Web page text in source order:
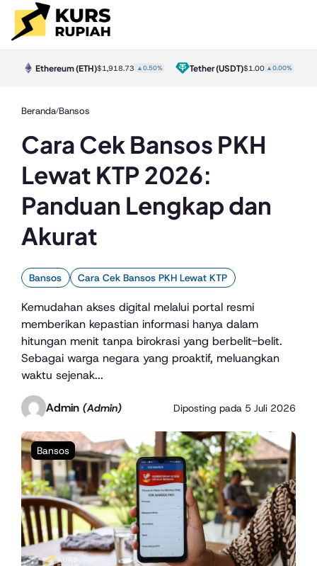
Ethereum(ETH)$1,918.73 ▲0.50% Tether(USDT)$1.00 ▲0.00%
Beranda/Bansos
Cara Cek Bansos PKH
Lewat KTP 2026:
Panduan Lengkap dan
Akurat
Bansos Cara Cek Bansos PKH Lewat KTP
Kemudahan akses digital melalui portal resmi
memberikan kepastian informasi hanya dalam
hitungan menit tanpa birokrasi yang berbelit-belit.
Sebagai warga negara yang proaktif, meluangkan
waktu sejenak...
Admin (Admin) Diposting pada 5 Juli 2026
Bansos